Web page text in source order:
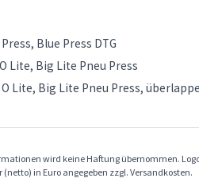
Blue Press DTG
Lite, Big Lite Pneu Press
Lite, Big Lite Pneu Press,
wird keine Haftung übernommen.
in Euro angegeben zzgl. Versandkosten.